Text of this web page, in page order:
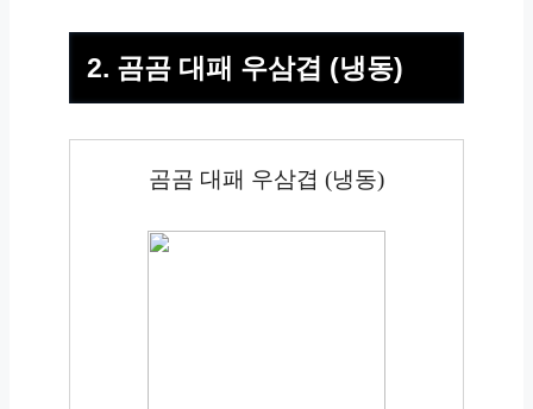
2. 곰곰 대패 우삼겹 (냉동)
곰곰 대패 우삼겹 (냉동)